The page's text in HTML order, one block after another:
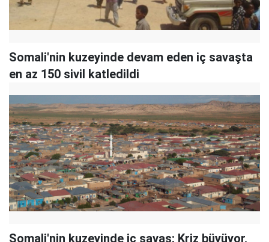
Somali'nin kuzeyinde devam eden iç savaşta
en az 150 sivil katledildi
Somali'nin kuzeyinde iç savaş: Kriz büyüyor,